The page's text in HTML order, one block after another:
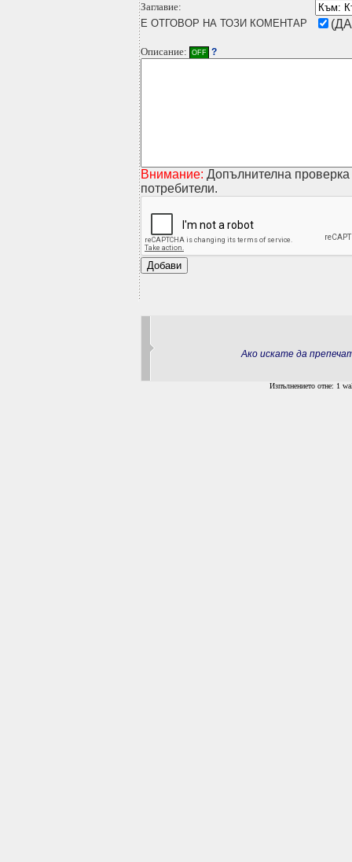
Заглавие:
Е ОТГОВОР НА ТОЗИ КОМЕНТАР
Описание: OFF ?
Внимание: Допълнителна
потребители.
Ако искате да
Изпълнението отне: 1